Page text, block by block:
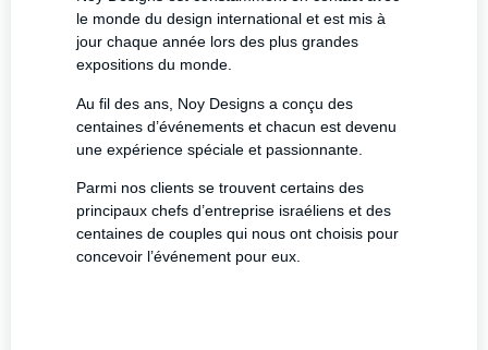
le monde du design international et est mis à
jour chaque année lors des plus grandes
expositions du monde.
Au fil des ans, Noy Designs a conçu des
centaines d’événements et chacun est devenu
une expérience spéciale et passionnante.
Parmi nos clients se trouvent certains des
principaux chefs d’entreprise israéliens et des
centaines de couples qui nous ont choisis pour
concevoir l’événement pour eux.